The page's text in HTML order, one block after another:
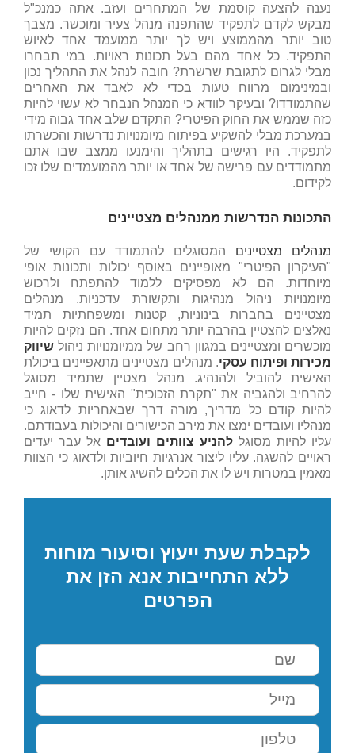
נענה להצעה קוסמת של המתחרים ועזב. אתה כמנכ"ל
מבקש לקדם לתפקיד שהתפנה מנהל צעיר ומוכשר. מצבך
טוב יותר מהממוצע ויש לך יותר ממועמד אחד לאיוש
התפקיד. כל אחד מהם בעל תכונות ראויות. במי תבחרו
מבלי לגרום לתגובת שרשרת? חובה לנהל את התהליך נכון
ובמינימום מרווח טעות בכדי לא לאבד את האחרים
שהתמודדו? ובעיקר לוודא כי המנהל הנבחר לא עשוי להיות
כזה שממש את החוק הפיטרי? התקדם שלב אחד גבוה מידי
במערכת מבלי להשקיע בפיתוח מיומנויות נדרשות והכשרתו
לתפקיד. היו רגישים בתהליך והימנעו ממצב שבו אתם
מתמודדים עם פרישה של אחד או יותר מהמועמדים שלו זכו
לקידום.
התכונות הנדרשות ממנהלים מצטיינים
מנהלים מצטיינים המסוגלים להתמודד עם הקושי של
"העיקרון הפיטרי" מאופיינים באוסף יכולות ותכונות אופי
מיוחדות. הם לא מפסיקים ללמוד להתפתח ולרכוש
מיומנויות ניהול מנהיגות ותקשורת עדכניות. מנהלים
מצטיינים בחברות בינוניות, קטנות ומשפחתיות תמיד
נאלצים להצטיין בהרבה יותר מתחום אחד. הם נזקים להיות
מוכשרים ומצטיינים במגוון רחב של ממיומנויות ניהול שיווק
מכירות ופיתוח עסקי. מנהלים מצטיינים מתאפיינים ביכולת
האישית להוביל ולהנהיג. מנהל מצטיין שתמיד מסוגל
להרחיב ולהגביה את "תקרת הזכוכית" האישית שלו - חייב
להיות קודם כל מדריך, מורה דרך שבאחריות לדאוג כי
מנהליו ועובדים ימצו את מירב הכישורים והיכולות בעבודתם.
עליו להיות מסוגל להניע צוותים ועובדים אל עבר יעדים
ראויים להשגה. עליו ליצור אנרגיות חיוביות ולדאוג כי הצוות
מאמין במטרות ויש לו את הכלים להשיג אותן.
לקבלת שעת ייעוץ וסיעור מוחות
ללא התחייבות אנא הזן את
הפרטים